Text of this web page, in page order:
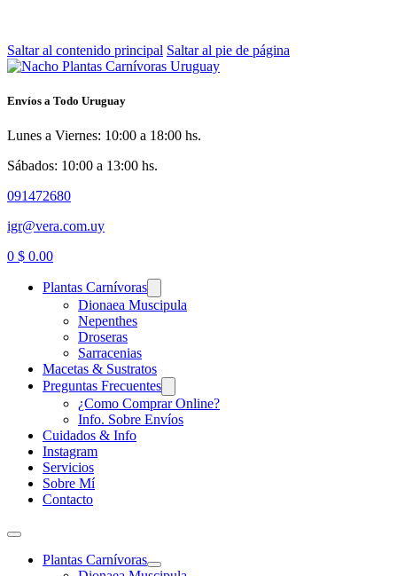
Saltar al contenido principal Saltar al pie de página
Envíos a Todo Uruguay
Lunes a Viernes: 10:00 a 18:00 hs.
Sábados: 10:00 a 13:00 hs.
091472680
igr@vera.com.uy
0 $ 0.00
Plantas Carnívoras
Dionaea Muscipula
Nepenthes
Droseras
Sarracenias
Macetas & Sustratos
Preguntas Frecuentes
¿Como Comprar Online?
Info. Sobre Envíos
Cuidados & Info
Instagram
Servicios
Sobre Mí
Contacto
Plantas Carnívoras